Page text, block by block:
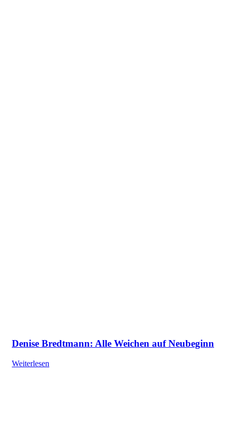
Denise Bredtmann: Alle Weichen auf Neubeginn
Weiterlesen